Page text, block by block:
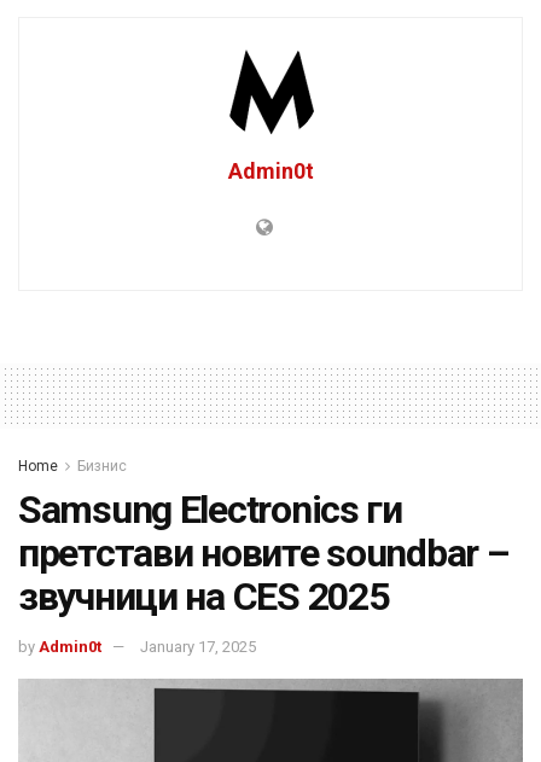
Admin0t
Home Бизнис
Samsung Electronics ги
претстави новите soundbar –
звучници на CES 2025
by Admin0t January 17, 2025